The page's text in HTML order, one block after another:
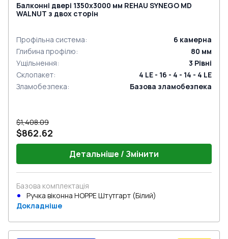
Балконні двері 1350x3000 мм REHAU SYNEGO MD
WALNUT з двох сторін
Профільна система: 6 камерна
Глибина профілю: 80 мм
Ущільнення: 3 Рівні
Склопакет:
4 LE - 16 - 4 - 14 - 4 LE
Зламобезпека: Базова зламобезпека
$1,408.09
$862.62
Детальніше / Змінити
Базова комплектація
Ручка віконна HOPPE Штутгарт (Білий)
Докладніше